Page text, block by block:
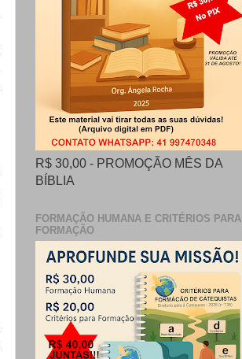
R$ 30,00 - PROMOÇÃO MÊS DA
BÍBLIA
FORMAÇÃO HUMANA E CRITÉRIOS PARA
FORMAÇÃO